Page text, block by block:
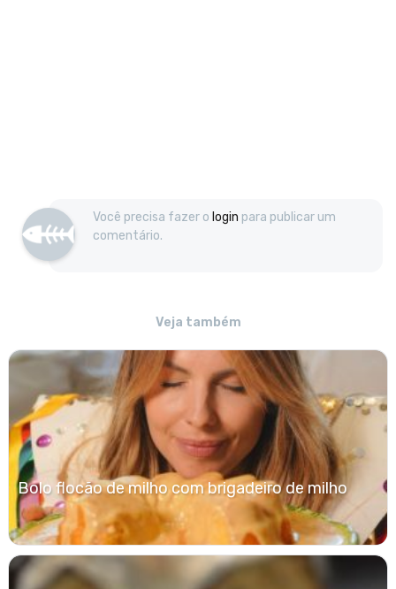
Você precisa fazer o login para publicar um
comentário.
Veja também
Bolo flocão de milho com brigadeiro de milho